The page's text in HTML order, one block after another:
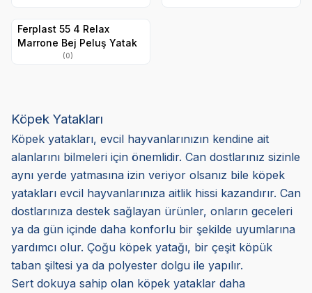
Ferplast 55 4 Relax
Marrone Bej Peluş Yatak
(0)
Köpek Yatakları
Köpek yatakları, evcil hayvanlarınızın kendine ait
alanlarını bilmeleri için önemlidir. Can dostlarınız sizinle
aynı yerde yatmasına izin veriyor olsanız bile köpek
yatakları evcil hayvanlarınıza aitlik hissi kazandırır. Can
dostlarınıza destek sağlayan ürünler, onların geceleri
ya da gün içinde daha konforlu bir şekilde uyumlarına
yardımcı olur. Çoğu köpek yatağı, bir çeşit köpük
taban şiltesi ya da polyester dolgu ile yapılır.
Sert dokuya sahip olan köpek yataklar daha